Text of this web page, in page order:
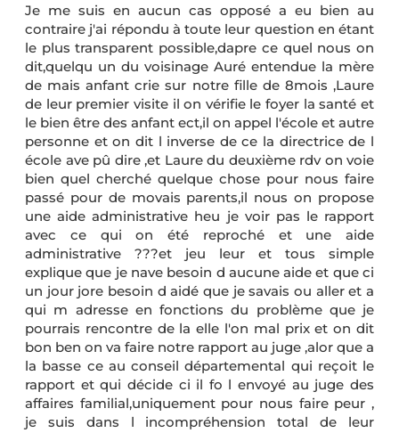
Je me suis en aucun cas opposé a eu bien au
contraire j'ai répondu à toute leur question en étant
le plus transparent possible,dapre ce quel nous on
dit,quelqu un du voisinage Auré entendue la mère
de mais anfant crie sur notre fille de 8mois ,Laure
de leur premier visite il on vérifie le foyer la santé et
le bien être des anfant ect,il on appel l'école et autre
personne et on dit l inverse de ce la directrice de l
école ave pû dire ,et Laure du deuxième rdv on voie
bien quel cherché quelque chose pour nous faire
passé pour de movais parents,il nous on propose
une aide administrative heu je voir pas le rapport
avec ce qui on été reproché et une aide
administrative ???et jeu leur et tous simple
explique que je nave besoin d aucune aide et que ci
un jour jore besoin d aidé que je savais ou aller et a
qui m adresse en fonctions du problème que je
pourrais rencontre de la elle l'on mal prix et on dit
bon ben on va faire notre rapport au juge ,alor que a
la basse ce au conseil départemental qui reçoit le
rapport et qui décide ci il fo l envoyé au juge des
affaires familial,uniquement pour nous faire peur ,
je suis dans l incompréhension total de leur